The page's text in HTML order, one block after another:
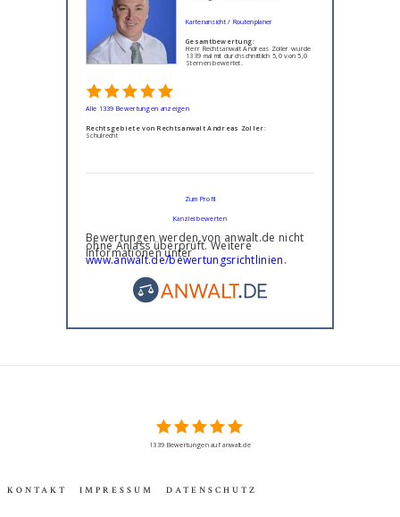
Kartenansicht / Routenplaner
Gesamtbewertung:
Herr Rechtsanwalt Andreas Zoller wurde
1339 mal mit durchschnittlich 5,0 von 5,0
Sternen bewertet.
Alle 1339 Bewertungen anzeigen
Rechtsgebiete von Rechtsanwalt Andreas Zoller:
Schulrecht
Zum Profil
Kanzlei bewerten
Bewertungen werden von anwalt.de nicht
ohne Anlass überprüft. Weitere
Informationen unter
www.anwalt.de/bewertungsrichtlinien.
1339 Bewertungen auf anwalt.de
KONTAKT IMPRESSUM DATENSCHUTZ